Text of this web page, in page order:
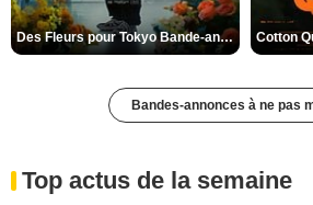
Des Fleurs pour Tokyo Bande-annonce VO STFR
Bandes-annonces à ne pas
Top actus de la semaine